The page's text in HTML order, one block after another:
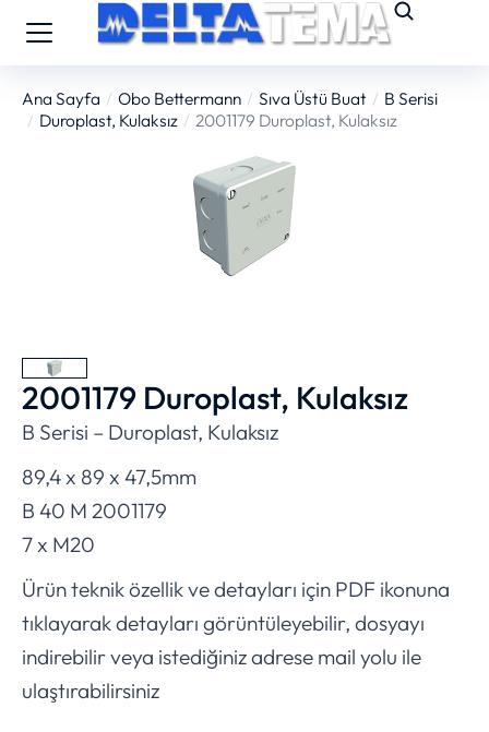
You are here:
Ana Sayfa Obo Bettermann Sıva Üstü Buat
B Serisi
Duroplast, Kulaksız
2001179 Duroplast, Kulaksız
2001179 Duroplast, Kulaksız
B Serisi – Duroplast, Kulaksız
89,4 x 89 x 47,5mm
B 40 M 2001179
7 x M20
Ürün teknik özellik ve detayları için PDF ikonuna
tıklayarak detayları görüntüleyebilir, dosyayı
indirebilir veya istediğiniz adrese mail yolu ile
ulaştırabilirsiniz